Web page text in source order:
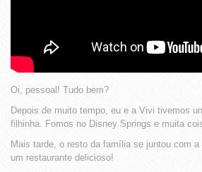
Oi, pessoal! Tudo bem?
Depois de muito tempo, eu e a Vivi tivemos
filhinha. Fomos no Disney Springs e muita
Mais tarde, o resto da família se juntou com
um restaurante delicioso!